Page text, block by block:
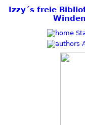
Izzy´s freie